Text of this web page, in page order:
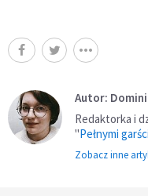
Autor:
Redaktorka i
"Pełnymi
Zobacz inne